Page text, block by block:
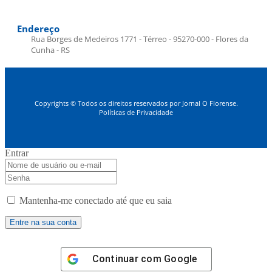
Endereço
Rua Borges de Medeiros 1771 - Térreo - 95270-000 - Flores da
Cunha - RS
Copyrights © Todos os direitos reservados por Jornal O Florense.
Políticas de Privacidade
Entrar
Mantenha-me conectado até que eu saia
Continuar com Google